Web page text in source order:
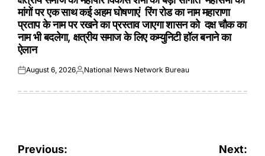
मांगों पर एक साथ कई अहम घोषणाएं रिंग रोड का नाम महाराणा
प्रताप के नाम पर रखने का प्रस्ताव जाएगा शासन को दक्ष चौक का
नाम भी बदलेगा, क्षत्रीय समाज के लिए कम्युनिटी हॉल बनाने का
ऐलान
Posted
August 6, 2026Posted
National News Network Bureau
Post
Previous:
Next: